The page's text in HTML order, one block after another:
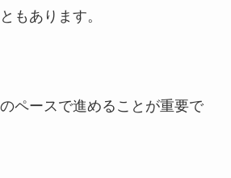
もあります。
ペースで進めることが重要で